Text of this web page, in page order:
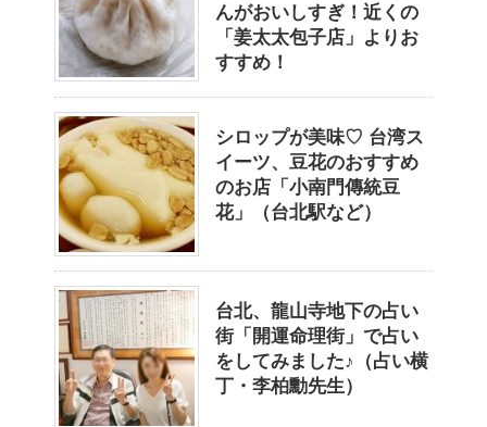
んがおいしすぎ！近くの
「姜太太包子店」よりお
すすめ！
シロップが美味♡ 台湾ス
イーツ、豆花のおすすめ
のお店「小南門傳統豆
花」（台北駅など）
台北、龍山寺地下の占い
街「開運命理街」で占い
をしてみました♪（占い横
丁・李柏勳先生）